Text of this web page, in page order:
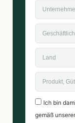
Ich bin
gemäß